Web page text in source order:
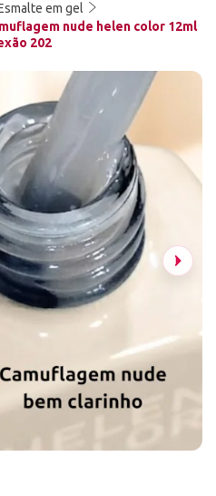
em gel
nude helen color 12ml
202